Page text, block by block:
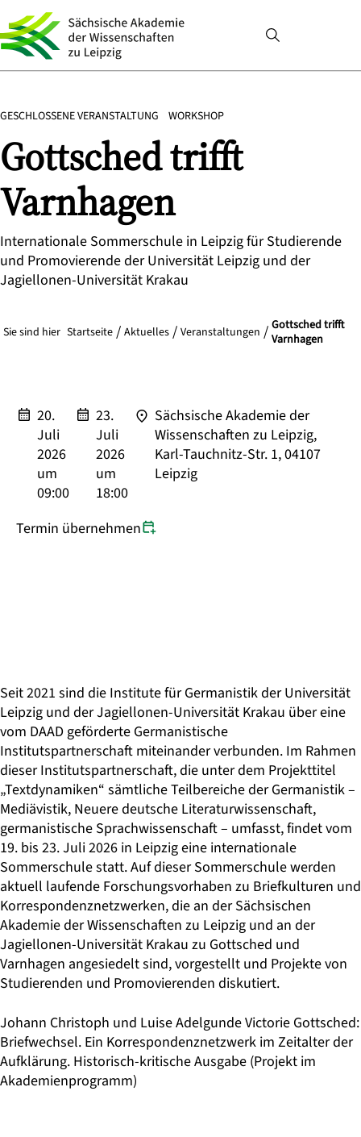
GESCHLOSSENE VERANSTALTUNG WORKSHOP
Gottsched trifft
Varnhagen
Internationale Sommerschule in Leipzig für Studierende
und Promovierende der Universität Leipzig und der
Jagiellonen-Universität Krakau
Sie sind hier Startseite Aktuelles Veranstaltungen
Gottsched trifft
Varnhagen
Seit 2021 sind die Institute für Germanistik der Universität
Leipzig und der Jagiellonen-Universität Krakau über eine
vom DAAD geförderte Germanistische
Institutspartnerschaft miteinander verbunden. Im Rahmen
dieser Institutspartnerschaft, die unter dem Projekttitel
„Textdynamiken“ sämtliche Teilbereiche der Germanistik –
Mediävistik, Neuere deutsche Literaturwissenschaft,
germanistische Sprachwissenschaft – umfasst, findet vom
19. bis 23. Juli 2026 in Leipzig eine internationale
Sommerschule statt. Auf dieser Sommerschule werden
aktuell laufende Forschungsvorhaben zu Briefkulturen und
Korrespondenznetzwerken, die an der Sächsischen
Akademie der Wissenschaften zu Leipzig und an der
Jagiellonen-Universität Krakau zu Gottsched und
Varnhagen angesiedelt sind, vorgestellt und Projekte von
Studierenden und Promovierenden diskutiert.
Johann Christoph und Luise Adelgunde Victorie Gottsched:
Briefwechsel. Ein Korrespondenznetzwerk im Zeitalter der
Aufklärung. Historisch-kritische Ausgabe (Projekt im
Akademienprogramm)
20.
Juli
2026
um
09:00
23.
Juli
2026
um
18:00
Sächsische Akademie der
Wissenschaften zu Leipzig,
Karl-Tauchnitz-Str. 1, 04107
Leipzig
Termin übernehmen